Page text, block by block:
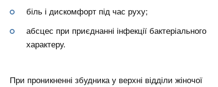
біль і дискомфорт під час руху;
абсцес при приєднанні інфекції бактеріального
характеру.
При проникненні збудника у верхні відділи жіночої